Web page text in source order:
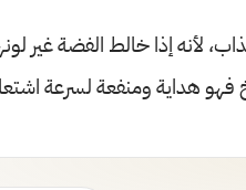
لأنه إذا خالط الفضة غير
هداية ومنفعة لسرعة